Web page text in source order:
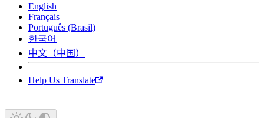
English
Français
Português (Brasil)
한국어
中文（中国）
Help Us Translate